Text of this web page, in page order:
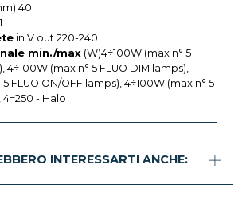
40
in V out 220-240
min./max (W)4÷100W (max n° 5
(max n° 5 FLUO DIM lamps),
FLUO ON/OFF lamps), 4÷100W (max n° 5
4÷250 - Halo
INTERESSARTI ANCHE: